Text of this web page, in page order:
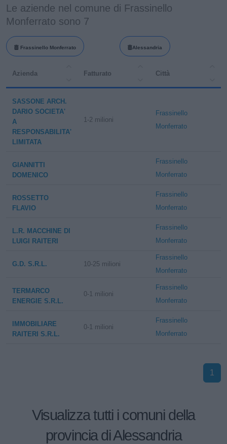
Le aziende nel comune di Frassinello
Monferrato sono 7
Frassinello Monferrato Alessandria
Azienda Fatturato Città
SASSONE ARCH.
DARIO SOCIETA'
A
RESPONSABILITA'
LIMITATA
1-2 milioni
Frassinello
Monferrato
GIANNITTI
DOMENICO
Frassinello
Monferrato
ROSSETTO
FLAVIO
Frassinello
Monferrato
L.R. MACCHINE DI
LUIGI RAITERI
Frassinello
Monferrato
G.D. S.R.L. 10-25 milioni
Frassinello
Monferrato
TERMARCO
ENERGIE S.R.L.
0-1 milioni
Frassinello
Monferrato
IMMOBILIARE
RAITERI S.R.L.
0-1 milioni
Frassinello
Monferrato
1
Visualizza tutti i comuni della
provincia di Alessandria